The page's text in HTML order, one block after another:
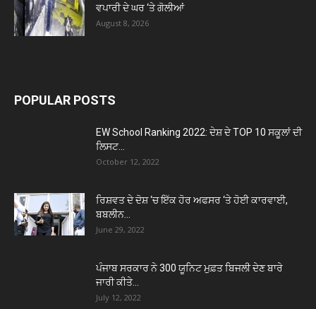
ਵਪਾਰੀ ਦੇ ਘਰ ‘ਤੇ ਗੋਲੀਆਂ
August 8, 2026
POPULAR POSTS
EW School Ranking 2022: ਦੇਸ਼ ਦੇ TOP 10 ਸਕੂਲਾਂ ਦੀ
ਲਿਸਟ...
October 12, 2022
ਰਿਸ਼ਵਤ ਦੇ ਦੋਸ਼ ‘ਚ ਇੱਕ ਹੋਰ ਅਫਸਰ ‘ਤੇ ਹੋਈ ਕਾਰਵਾਈ,
ਬਬਲੀਨ...
June 29, 2022
ਪੰਜਾਬ ਸਰਕਾਰ ਨੇ 300 ਯੂਨਿਟ ਮੁਫ਼ਤ ਬਿਜਲੀ ਦੇਣ ਬਾਰੇ
ਜਾਰੀ ਕੀਤੇ...
July 12, 2022